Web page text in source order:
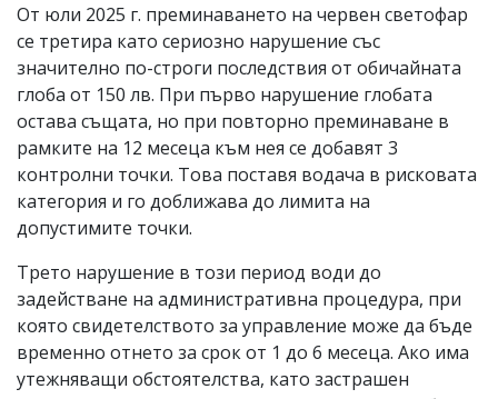
моля
сигнализирайте
ни!
От юли 2025 г. преминаването на червен светофар
се третира като сериозно нарушение със
значително по-строги последствия от обичайната
глоба от 150 лв. При първо нарушение глобата
остава същата, но при повторно преминаване в
рамките на 12 месеца към нея се добавят 3
контролни точки. Това поставя водача в рисковата
категория и го доближава до лимита на
допустимите точки.
Трето нарушение в този период води до
задействане на административна процедура, при
която свидетелството за управление може да бъде
временно отнето за срок от 1 до 6 месеца. Ако има
утежняващи обстоятелства, като застрашен